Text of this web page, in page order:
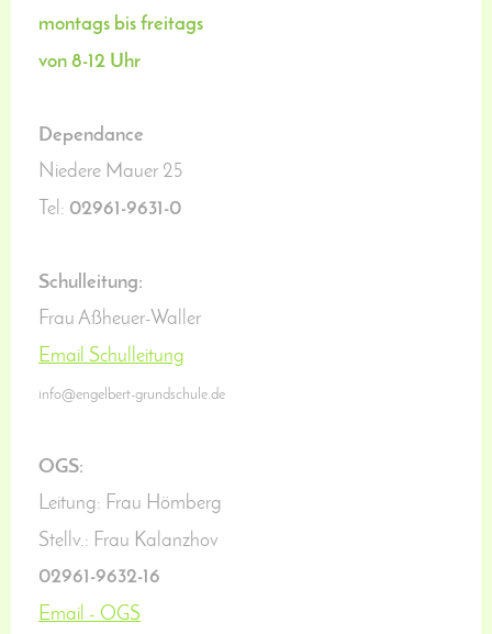
montags bis freitags
von 8-12 Uhr
Dependance
Niedere Mauer 25
Tel: 02961-9631-0
Schulleitung:
Frau Aßheuer-Waller
Email Schulleitung
info@engelbert-grundschule.de
OGS:
Leitung: Frau Hömberg
Stellv.: Frau Kalanzhov
02961-9632-16
Email - OGS